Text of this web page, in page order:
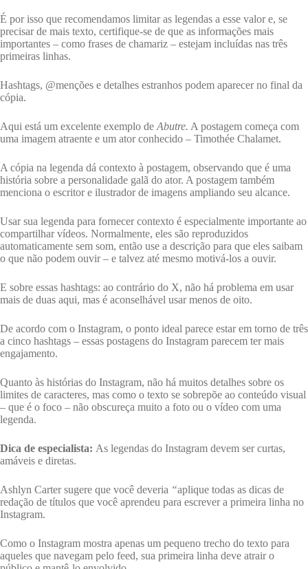
É por isso que recomendamos limitar as legendas a esse valor e, se
precisar de mais texto, certifique-se de que as informações mais
importantes – como frases de chamariz – estejam incluídas nas três
primeiras linhas.
Hashtags, @menções e detalhes estranhos podem aparecer no final da
cópia.
Aqui está um excelente exemplo de Abutre. A postagem começa com
uma imagem atraente e um ator conhecido – Timothée Chalamet.
A cópia na legenda dá contexto à postagem, observando que é uma
história sobre a personalidade galã do ator. A postagem também
menciona o escritor e ilustrador de imagens ampliando seu alcance.
Usar sua legenda para fornecer contexto é especialmente importante ao
compartilhar vídeos. Normalmente, eles são reproduzidos
automaticamente sem som, então use a descrição para que eles saibam
o que não podem ouvir – e talvez até mesmo motivá-los a ouvir.
E sobre essas hashtags: ao contrário do X, não há problema em usar
mais de duas aqui, mas é aconselhável usar menos de oito.
De acordo com o Instagram, o ponto ideal parece estar em torno de três
a cinco hashtags – essas postagens do Instagram parecem ter mais
engajamento.
Quanto às histórias do Instagram, não há muitos detalhes sobre os
limites de caracteres, mas como o texto se sobrepõe ao conteúdo visual
– que é o foco – não obscureça muito a foto ou o vídeo com uma
legenda.
Dica de especialista: As legendas do Instagram devem ser curtas,
amáveis ​​​​e diretas.
Ashlyn Carter sugere que você deveria “aplique todas as dicas de
redação de títulos que você aprendeu para escrever a primeira linha no
Instagram.
Como o Instagram mostra apenas um pequeno trecho do texto para
aqueles que navegam pelo feed, sua primeira linha deve atrair o